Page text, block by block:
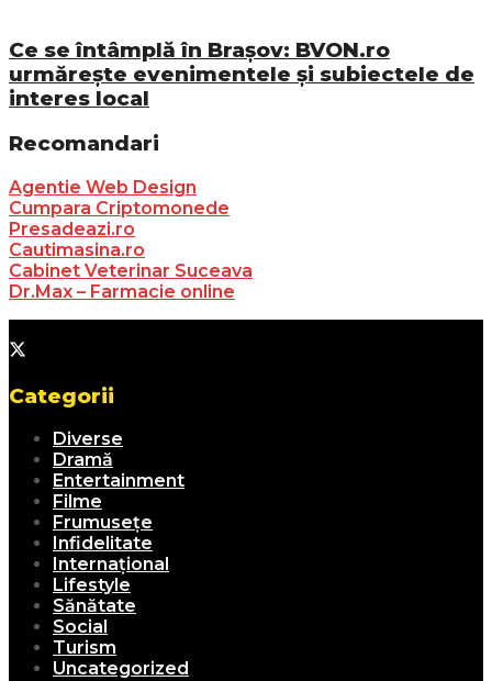
Ce se întâmplă în Brașov: BVON.ro
urmărește evenimentele și subiectele de
interes local
Recomandari
Agentie Web Design
Cumpara Criptomonede
Presadeazi.ro
Cautimasina.ro
Cabinet Veterinar Suceava
Dr.Max – Farmacie online
Categorii
Diverse
Dramă
Entertainment
Filme
Frumusețe
Infidelitate
Internațional
Lifestyle
Sănătate
Social
Turism
Uncategorized